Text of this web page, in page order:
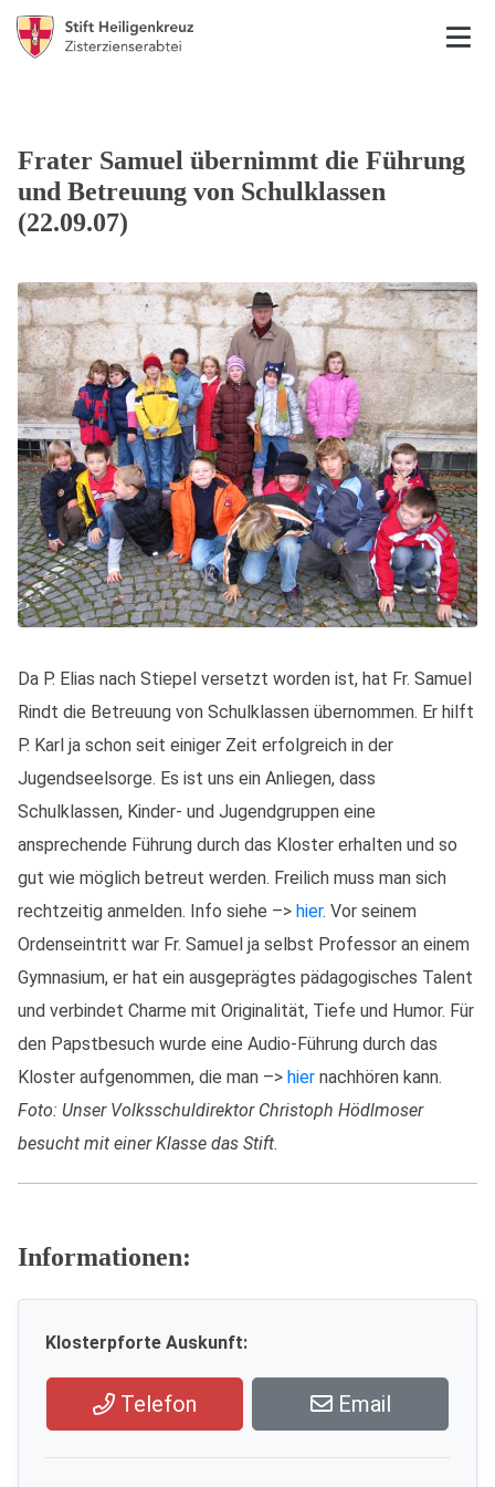
Frater Samuel übernimmt die Führung
und Betreuung von Schulklassen
(22.09.07)
Da P. Elias nach Stiepel versetzt worden ist, hat Fr. Samuel
Rindt die Betreuung von Schulklassen übernommen. Er hilft
P. Karl ja schon seit einiger Zeit erfolgreich in der
Jugendseelsorge. Es ist uns ein Anliegen, dass
Schulklassen, Kinder- und Jugendgruppen eine
ansprechende Führung durch das Kloster erhalten und so
gut wie möglich betreut werden. Freilich muss man sich
rechtzeitig anmelden. Info siehe –> hier. Vor seinem
Ordenseintritt war Fr. Samuel ja selbst Professor an einem
Gymnasium, er hat ein ausgeprägtes pädagogisches Talent
und verbindet Charme mit Originalität, Tiefe und Humor. Für
den Papstbesuch wurde eine Audio-Führung durch das
Kloster aufgenommen, die man –> hier nachhören kann.
Foto: Unser Volksschuldirektor Christoph Hödlmoser
besucht mit einer Klasse das Stift.
Informationen:
Klosterpforte Auskunft:
Telefon Email